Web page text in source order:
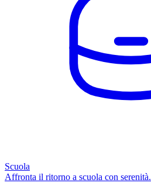
Scuola
Affronta il ritorno a scuola con serenità.